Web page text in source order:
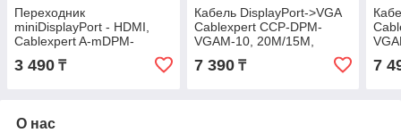
Переходник
miniDisplayPort - HDMI,
Cablexpert A-mDPM-
HDMIF-02, 20M/19F,
кабель 15см, черный,
3 490 ₸
Кабель DisplayPort->VGA
Cablexpert CCP-DPM-
VGAM-10, 20M/15M,
экран, 3м, черный, пакет
7 390₸ 7
О нас